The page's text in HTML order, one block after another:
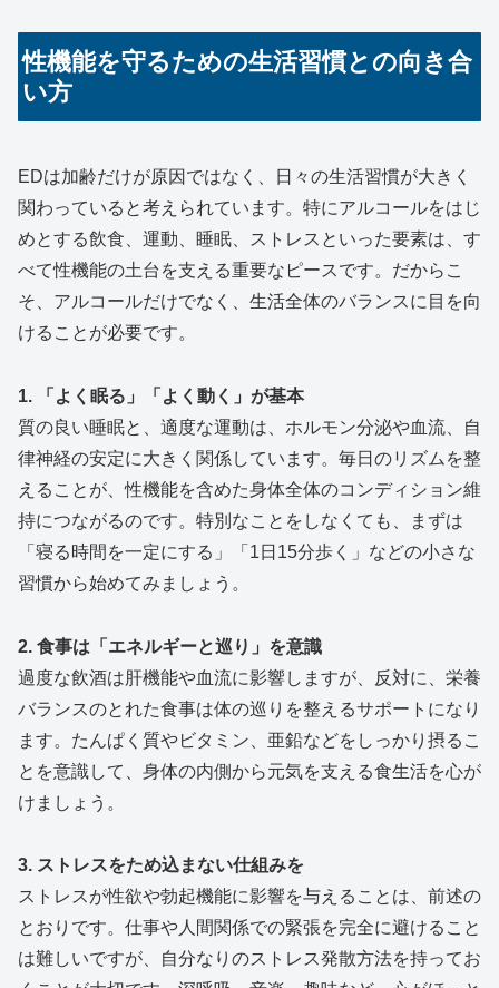
性機能を守るための生活習慣との向き合
い方
EDは加齢だけが原因ではなく、日々の生活習慣が大きく
関わっていると考えられています。特にアルコールをはじ
めとする飲食、運動、睡眠、ストレスといった要素は、す
べて性機能の土台を支える重要なピースです。だからこ
そ、アルコールだけでなく、生活全体のバランスに目を向
けることが必要です。
1. 「よく眠る」「よく動く」が基本
質の良い睡眠と、適度な運動は、ホルモン分泌や血流、自
律神経の安定に大きく関係しています。毎日のリズムを整
えることが、性機能を含めた身体全体のコンディション維
持につながるのです。特別なことをしなくても、まずは
「寝る時間を一定にする」「1日15分歩く」などの小さな
習慣から始めてみましょう。
2. 食事は「エネルギーと巡り」を意識
過度な飲酒は肝機能や血流に影響しますが、反対に、栄養
バランスのとれた食事は体の巡りを整えるサポートになり
ます。たんぱく質やビタミン、亜鉛などをしっかり摂るこ
とを意識して、身体の内側から元気を支える食生活を心が
けましょう。
3. ストレスをため込まない仕組みを
ストレスが性欲や勃起機能に影響を与えることは、前述の
とおりです。仕事や人間関係での緊張を完全に避けること
は難しいですが、自分なりのストレス発散方法を持ってお